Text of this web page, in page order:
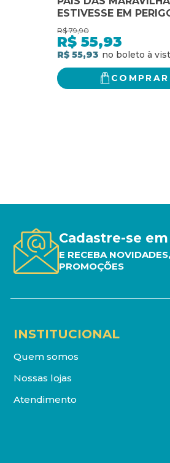
ESTIVESSE EM
ALICE ESTIVESSE
MUITO ATRASADA?
R$ 79,90
R$ 55,93
R$ 55,93
COMPRAR
Cadastre-se
E RECEBA
PROMOÇÕES
INSTITUCIONAL
Quem somos
Nossas lojas
Atendimento